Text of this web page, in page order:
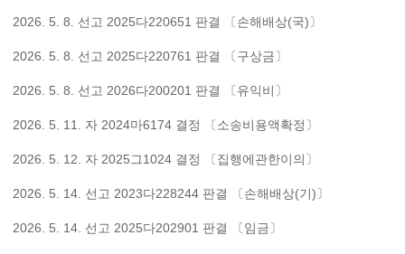
2026. 5. 8. 선고 2025다220651 판결 〔손해배상(국)〕
2026. 5. 8. 선고 2025다220761 판결 〔구상금〕
2026. 5. 8. 선고 2026다200201 판결 〔유익비〕
2026. 5. 11. 자 2024마6174 결정 〔소송비용액확정〕
2026. 5. 12. 자 2025그1024 결정 〔집행에관한이의〕
2026. 5. 14. 선고 2023다228244 판결 〔손해배상(기)〕
2026. 5. 14. 선고 2025다202901 판결 〔임금〕